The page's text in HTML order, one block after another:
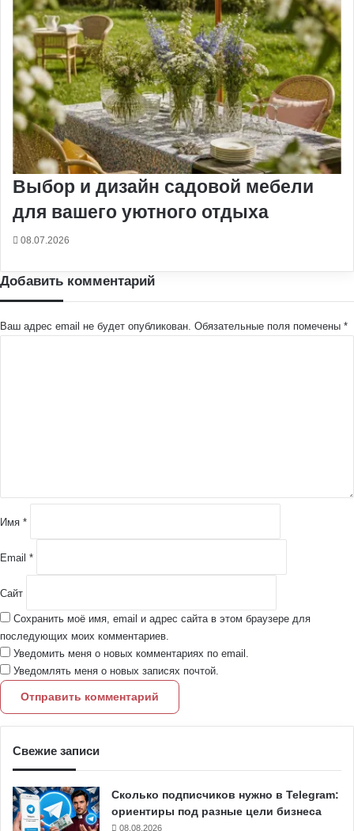
Выбор и дизайн садовой мебели
для вашего уютного отдыха
08.07.2026
Добавить комментарий
Ваш адрес email не будет опубликован. Обязательные поля помечены *
и
йИмя *
Email *
Сайт
Сохранить моё имя, email и адрес сайта в этом браузере для
последующих моих комментариев.
Уведомить меня о новых комментариях по email.
Уведомлять меня о новых записях почтой.
Свежие записи
Сколько подписчиков нужно в Telegram:
ориентиры под разные цели бизнеса
08.08.2026